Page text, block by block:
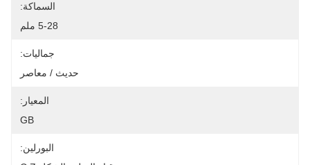
السماكة:
5-28 ملم
جماليات:
حديث / معاصر
المعيار:
GB
البورلين: